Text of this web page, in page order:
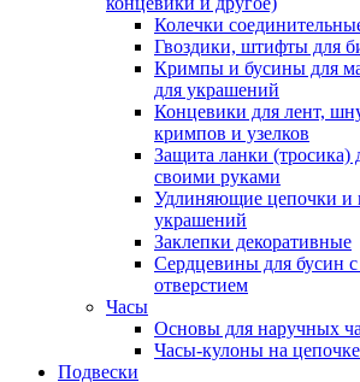
Колечки
Гвоздики, штифты для
Кримпы и бусины для
для украшений
Концевики для лент,
кримпов и узелков
Защита ланки (тросика)
своими руками
Удлиняющие цепочки и
украшений
Заклепки декоративные
Сердцевины для бусин
отверстием
Часы
Основы для наручных
Часы-кулоны на
Подвески